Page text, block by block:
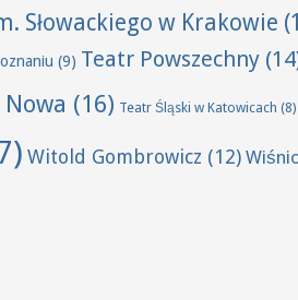
Słowackiego w Krakowie
(9) Teatr Powszechny
(16) Teatr Śląski w Katowicach (8)
Witold Gombrowicz (12)